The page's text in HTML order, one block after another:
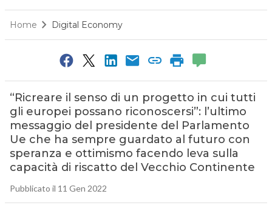
Home Digital Economy
“Ricreare il senso di un progetto in cui tutti
gli europei possano riconoscersi”: l’ultimo
messaggio del presidente del Parlamento
Ue che ha sempre guardato al futuro con
speranza e ottimismo facendo leva sulla
capacità di riscatto del Vecchio Continente
Pubblicato il 11 Gen 2022